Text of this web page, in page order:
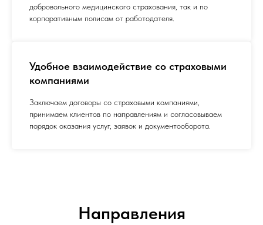
добровольного медицинского страхования, так и по
корпоративным полисам от работодателя.
Удобное взаимодействие со страховыми
компаниями
Заключаем договоры со страховыми компаниями,
принимаем клиентов по направлениям и согласовываем
порядок оказания услуг, заявок и документооборота.
Направления